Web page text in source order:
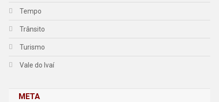
Tempo
Trânsito
Turismo
Vale do Ivaí
META